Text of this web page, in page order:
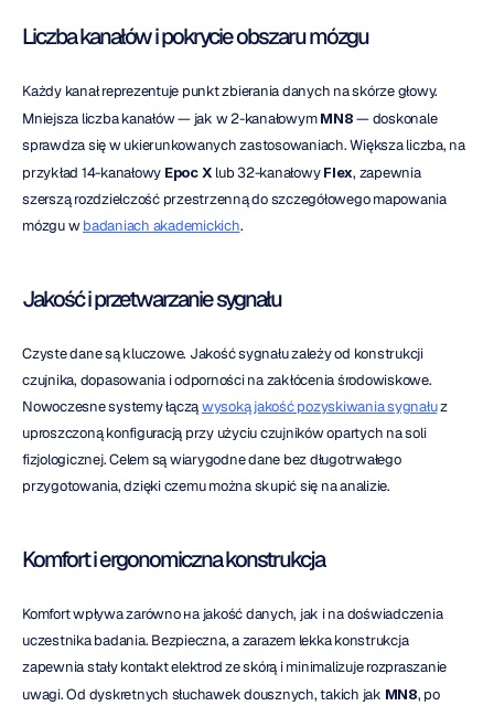
Liczba kanałów i pokrycie obszaru mózgu
Każdy kanał reprezentuje punkt zbierania danych na skórze głowy.
Mniejsza liczba kanałów — jak w 2-kanałowym MN8 — doskonale
sprawdza się w ukierunkowanych zastosowaniach. Większa liczba, na
przykład 14-kanałowy Epoc X lub 32-kanałowy Flex, zapewnia
szerszą rozdzielczość przestrzenną do szczegółowego mapowania
mózgu w badaniach akademickich.
Jakość i przetwarzanie sygnału
Czyste dane są kluczowe. Jakość sygnału zależy od konstrukcji
czujnika, dopasowania i odporności na zakłócenia środowiskowe.
Nowoczesne systemy łączą wysoką jakość pozyskiwania sygnału z
uproszczoną konfiguracją przy użyciu czujników opartych na soli
fizjologicznej. Celem są wiarygodne dane bez długotrwałego
przygotowania, dzięki czemu można skupić się na analizie.
Komfort i ergonomiczna konstrukcja
Komfort wpływa zarówno на jakość danych, jak i na doświadczenia
uczestnika badania. Bezpieczna, a zarazem lekka konstrukcja
zapewnia stały kontakt elektrod ze skórą i minimalizuje rozpraszanie
uwagi. Od dyskretnych słuchawek dousznych, takich jak MN8, po